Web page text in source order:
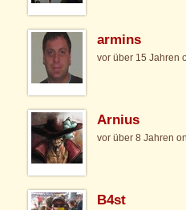
armins
vor über 15 Jahren
Arnius
vor über 8 Jahren
B4st